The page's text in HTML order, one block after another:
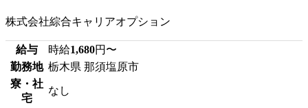
株式会社綜合キャリアオプション
給与 時給1,680円〜
勤務地 栃木県 那須塩原市
寮・社
宅
なし